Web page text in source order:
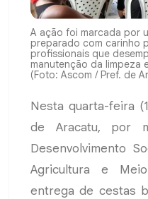
A ação foi marcada por
preparado com carinho
profissionais que
manutenção da limpeza
(Foto: Ascom / Pref. de
Nesta quarta-feira
de Aracatu, por
Desenvolvimento
Agricultura e
entrega de cestas